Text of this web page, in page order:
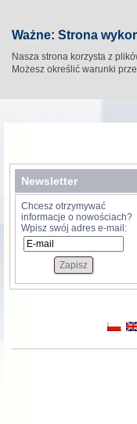
Ważne: Strona
Nasza strona korzysta z
Możesz określić warunki
Newsletter
Chcesz otrzymywać
informacje o nowościach?
Wpisz swój adres e-mail: